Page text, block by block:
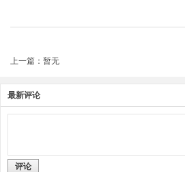
上一篇：暂无
最新评论
评论